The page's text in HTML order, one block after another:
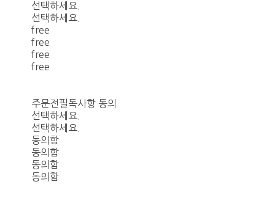
선택하세요.
선택하세요.
free
free
free
free
주문전필독사항 동의
선택하세요.
선택하세요.
동의함
동의함
동의함
동의함